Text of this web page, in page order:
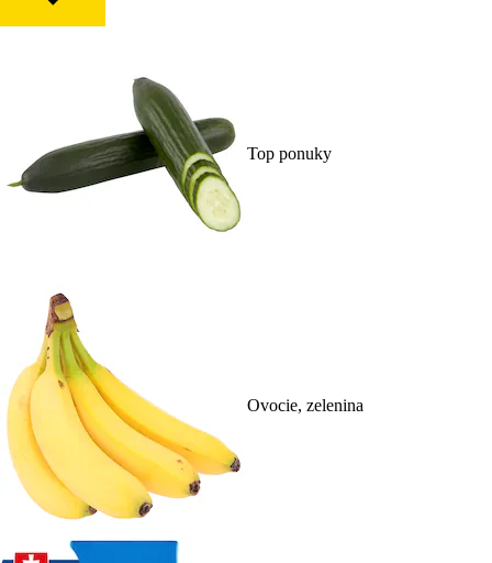
Top ponuky
Ovocie, zelenina